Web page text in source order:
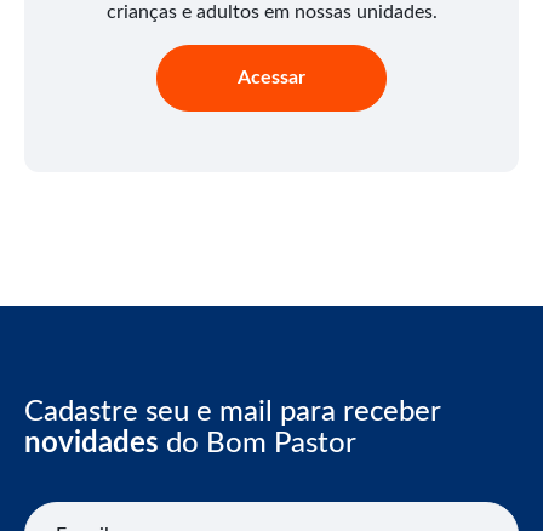
crianças e adultos em nossas unidades.
Acessar
Cadastre seu e mail para receber
novidades do Bom Pastor
E-mail